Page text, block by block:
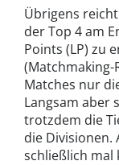
Übrigens
der Top 4 am
Points (LP) zu
(Matchmaking-
Matches nur
Langsam aber
trotzdem die
die
schließlich mal